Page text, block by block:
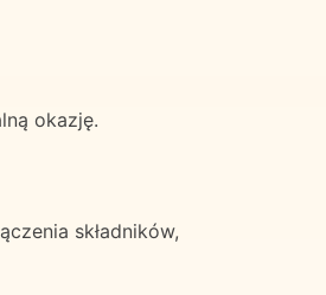
okazję.
składników,